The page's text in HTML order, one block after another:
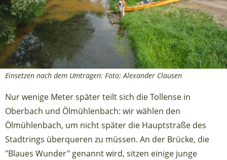
Einsetzen nach dem Umtragen: Foto: Alexander Clausen
Nur wenige Meter später teilt sich die Tollense in
Oberbach und Ölmühlenbach: wir wählen den
Ölmühlenbach, um nicht später die Hauptstraße des
Stadtrings überqueren zu müssen. An der Brücke, die
"Blaues Wunder" genannt wird, sitzen einige junge